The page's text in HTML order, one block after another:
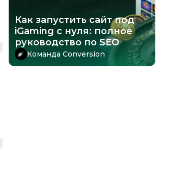
Как запустить сайт под
iGaming с нуля: полное
руководство по SEO
Команда Conversion